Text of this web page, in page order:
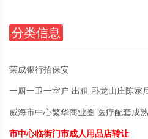
分类信息
荣成银行招保安
一厨一卫一室户 出租 卧龙山庄陈家
威海市中心繁华商业圈 医疗配套成
市中心临街门市成人用品店转让